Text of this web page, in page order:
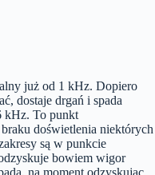
już od 1 kHz. Dopiero
dostaje drgań i spada
kHz. To punkt
doświetlenia niektórych
są w punkcie
bowiem wigor
na moment odzyskując